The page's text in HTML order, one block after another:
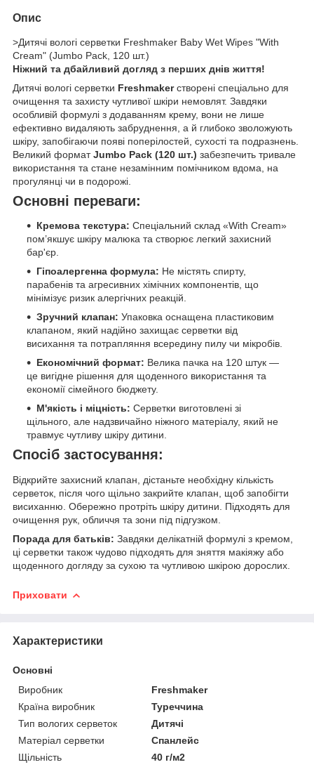
Опис
>Дитячі вологі серветки Freshmaker Baby Wet Wipes "With
Cream" (Jumbo Pack, 120 шт.)
Ніжний та дбайливий догляд з перших днів життя!
Дитячі вологі серветки Freshmakerстворені спеціально для
очищення та захисту чутливої шкіри немовлят. Завдяки
особливій формулі з додаванням крему, вони не лише
ефективно видаляють забруднення, а й глибоко зволожують
шкіру, запобігаючи появі поперілостей, сухості та подразнень.
Великий форматJumbo Pack (120 шт.) забезпечить тривале
використання та стане незамінним помічником вдома, на
прогулянці чи в подорожі.
Основні переваги:
Кремова текстура: Спеціальний склад «With Cream»
пом’якшує шкіру малюка та створює легкий захисний
бар'єр.
Гіпоалергенна формула: Не містять спирту,
парабенів та агресивних хімічних компонентів, що
мінімізує ризик алергічних реакцій.
Зручний клапан: Упаковка оснащена пластиковим
клапаном, який надійно захищає серветки від
висихання та потрапляння всередину пилу чи мікробів.
Економічний формат: Велика пачка на 120 штук —
це вигідне рішення для щоденного використання та
економії сімейного бюджету.
М'якість і міцність: Серветки виготовлені зі
щільного, але надзвичайно ніжного матеріалу, який не
травмує чутливу шкіру дитини.
Спосіб застосування:
Відкрийте захисний клапан, дістаньте необхідну кількість
серветок, після чого щільно закрийте клапан, щоб запобігти
висиханню. Обережно протріть шкіру дитини. Підходять для
очищення рук, обличчя та зони під підгузком.
Порада для батьків: Завдяки делікатній формулі з кремом,
ці серветки також чудово підходять для зняття макіяжу або
щоденного догляду за сухою та чутливою шкірою дорослих.
Приховати
Характеристики
Основні
Виробник
Freshmaker
Країна виробник
Туреччина
Тип вологих серветок
Дитячі
Матеріал серветки
Спанлейс
Щільність
40 г/м2